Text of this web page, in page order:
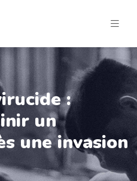
:
un
une invasion